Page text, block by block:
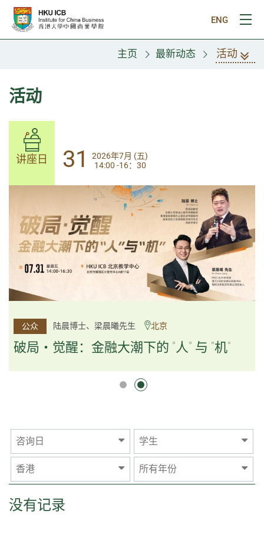
跳往主要内容
ENG
打
主页 最新动态 活动
活动
讲座日 31
2026年7月 (五)
14:00-17:30
公众 杨文斌先生、邱良弼先生 广州
逻辑×算法：重塑资产配置内核
逻辑×算法：重塑资产配置内核
讲座日 31
2026年7月 (五)
14:00 -16：30
公众 陆晨博士、梁晨曦先生 北京
破局・觉醒：金融大潮下的 "人" 与 "机"
咨询日 学生
香港 所有年份
没有记录